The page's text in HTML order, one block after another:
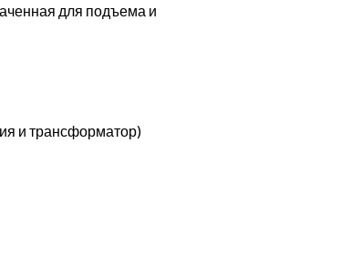
для подъема и
и трансформатор)